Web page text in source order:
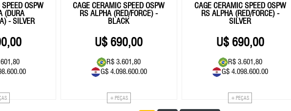
OSPW
(DURA
- SILVER
CAGE CERAMIC SPEED OSPW
RS ALPHA (RED/FORCE) -
BLACK
690,00
R$ 3.601,80
G$ 4.098.600.00
+ PEÇAS
CAGE CERAMIC SPEED OSPW
RS ALPHA (RED/FORCE) -
SILVER
690,00
R$ 3.601,80
G$ 4.098.600.00
+ PEÇAS